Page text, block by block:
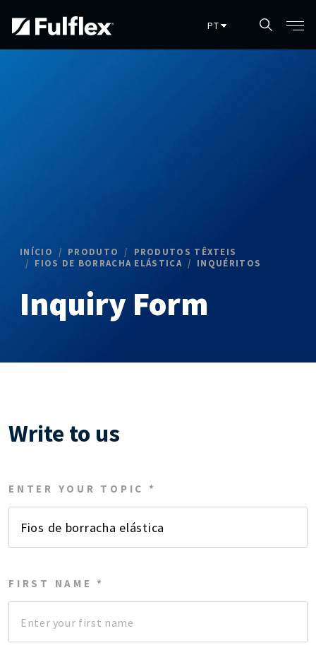
INÍCIO PRODUTO
PRODUTOS TÊXTEIS
FIOS DE BORRACHA ELÁSTICA
INQUÉRITOS
Inquiry Form
Write to us
ENTER YOUR TOPIC *
FIRST NAME *